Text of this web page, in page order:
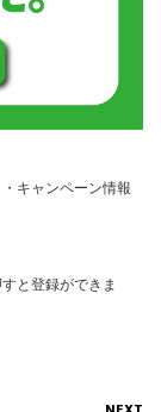
キャンペーン情報
と登録ができま